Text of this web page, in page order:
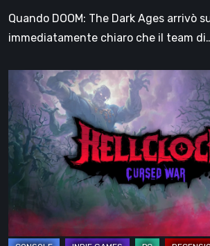
dello
Slayer?
Quando DOOM: The Dark Ages arrivò
immediatamente chiaro che il team
Clock:
Cursed
War
–
recensione:
di
un